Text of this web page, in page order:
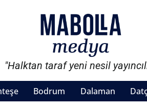
"Halktan taraf yeni nesil
Bodrum Dalaman